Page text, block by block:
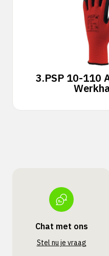
3.PSP 10-110
Chat met ons
Stel nu je vraag